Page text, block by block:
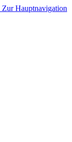
Zur Hauptnavigation